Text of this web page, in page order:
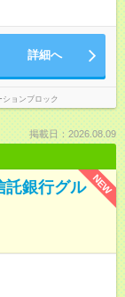
詳細へ
ョンブロック
掲載日：2026.08.09
NEW
託銀行グル